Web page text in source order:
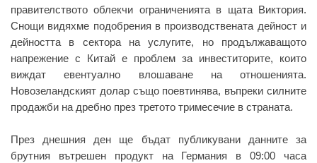
правителството облекчи ограниченията в щата Виктория.
Снощи видяхме подобрения в производствената дейност и
дейността в сектора на услугите, но продължаващото
напрежение с Китай е проблем за инвеститорите, които
виждат евентуално влошаване на отношенията.
Новозеландският долар също поевтинява, въпреки силните
продажби на дребно през третото тримесечие в страната.
През днешния ден ще бъдат публикувани данните за
брутния вътрешен продукт на Германия в 09:00 часа